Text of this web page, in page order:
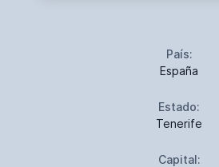
País:
España
Estado:
Tenerife
Capital: